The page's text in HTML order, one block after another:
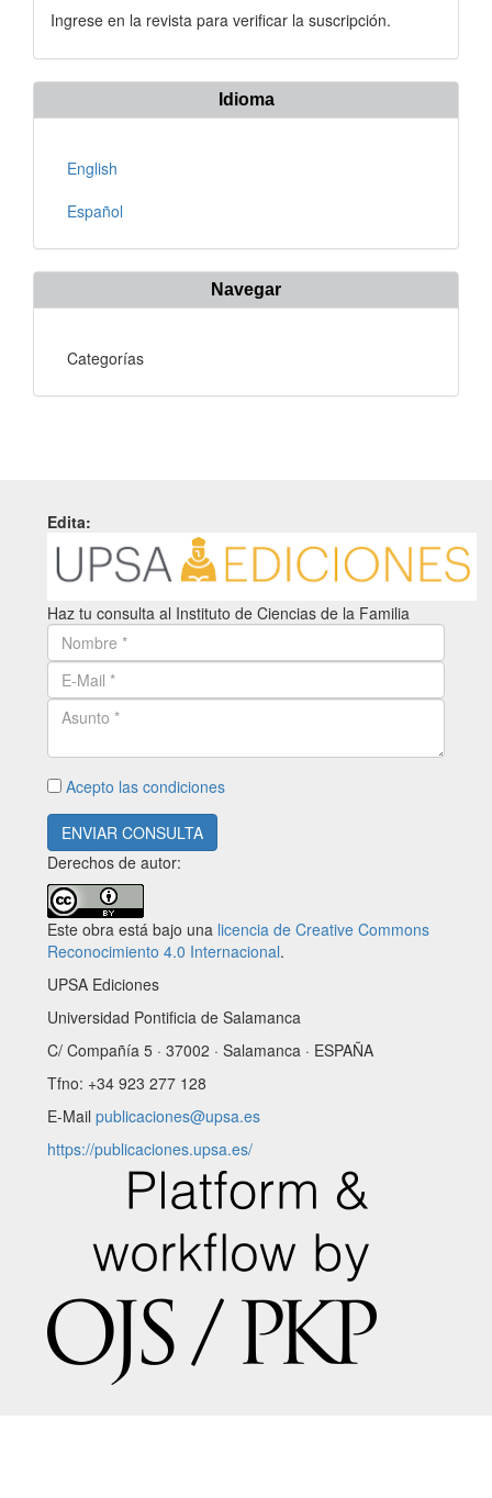
Ingrese en la revista para verificar la suscripción.
Idioma
English
Español
Navegar
Categorías
Edita:
Haz tu consulta al Instituto de Ciencias de la Familia
Acepto las condiciones
ENVIAR CONSULTA
Derechos de autor:
Este obra está bajo una licencia de Creative Commons
Reconocimiento 4.0 Internacional.
UPSA Ediciones
Universidad Pontificia de Salamanca
C/ Compañía 5 · 37002 · Salamanca · ESPAÑA
Tfno: +34 923 277 128
E-Mail publicaciones@upsa.es
https://publicaciones.upsa.es/